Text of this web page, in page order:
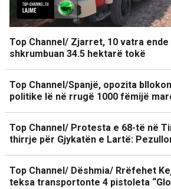
Top Channel/ Zjarret, 10 vatra
shkrumbuan 34.5 hektarë tokë
Top Channel/Spanjë, opozita
politike lë në rrugë 1000 fëmijë
Top Channel/ Protesta e 68-të në
thirrje për Gjykatën e Lartë:
Top Channel/ Dëshmia/ Rrëfehet
teksa transportonte 4 pistoleta